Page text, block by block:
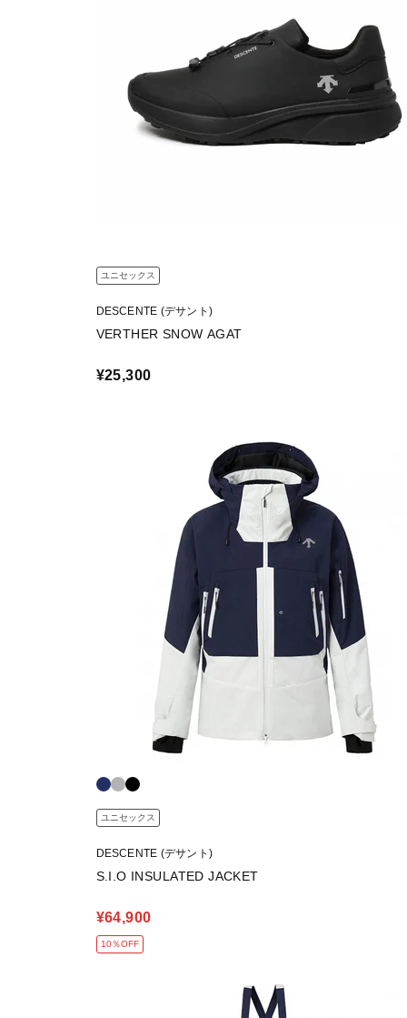
ユニセックス
DESCENTE (デサント)
VERTHER SNOW AGAT
¥25,300
ユニセックス
DESCENTE (デサント)
S.I.O INSULATED JACKET
¥64,900
10％OFF